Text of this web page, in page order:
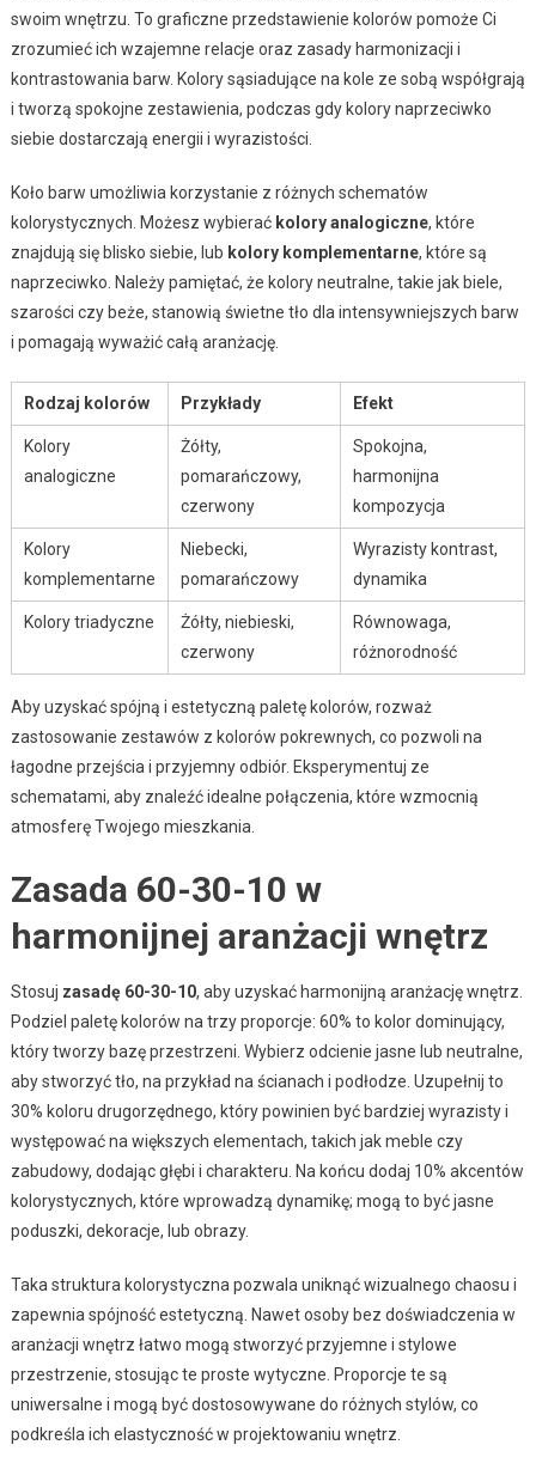
swoim wnętrzu. To graficzne przedstawienie kolorów pomoże Ci
zrozumieć ich wzajemne relacje oraz zasady harmonizacji i
kontrastowania barw. Kolory sąsiadujące na kole ze sobą współgrają
i tworzą spokojne zestawienia, podczas gdy kolory naprzeciwko
siebie dostarczają energii i wyrazistości.
Koło barw umożliwia korzystanie z różnych schematów
kolorystycznych. Możesz wybierać kolory analogiczne, które
znajdują się blisko siebie, lub kolory komplementarne, które są
naprzeciwko. Należy pamiętać, że kolory neutralne, takie jak biele,
szarości czy beże, stanowią świetne tło dla intensywniejszych barw
i pomagają wyważić całą aranżację.
Rodzaj kolorów Przykłady Efekt
Kolory
analogiczne
Żółty,
pomarańczowy,
czerwony
Spokojna,
harmonijna
kompozycja
Kolory
komplementarne
Niebecki,
pomarańczowy
Wyrazisty kontrast,
dynamika
Kolory triadyczne
Żółty, niebieski,
czerwony
Równowaga,
różnorodność
Aby uzyskać spójną i estetyczną paletę kolorów, rozważ
zastosowanie zestawów z kolorów pokrewnych, co pozwoli na
łagodne przejścia i przyjemny odbiór. Eksperymentuj ze
schematami, aby znaleźć idealne połączenia, które wzmocnią
atmosferę Twojego mieszkania.
Zasada 60-30-10 w
harmonijnej aranżacji wnętrz
Stosuj zasadę 60-30-10, aby uzyskać harmonijną aranżację wnętrz.
Podziel paletę kolorów na trzy proporcje: 60% to kolor dominujący,
który tworzy bazę przestrzeni. Wybierz odcienie jasne lub neutralne,
aby stworzyć tło, na przykład na ścianach i podłodze. Uzupełnij to
30% koloru drugorzędnego, który powinien być bardziej wyrazisty i
występować na większych elementach, takich jak meble czy
zabudowy, dodając głębi i charakteru. Na końcu dodaj 10% akcentów
kolorystycznych, które wprowadzą dynamikę; mogą to być jasne
poduszki, dekoracje, lub obrazy.
Taka struktura kolorystyczna pozwala uniknąć wizualnego chaosu i
zapewnia spójność estetyczną. Nawet osoby bez doświadczenia w
aranżacji wnętrz łatwo mogą stworzyć przyjemne i stylowe
przestrzenie, stosując te proste wytyczne. Proporcje te są
uniwersalne i mogą być dostosowywane do różnych stylów, co
podkreśla ich elastyczność w projektowaniu wnętrz.